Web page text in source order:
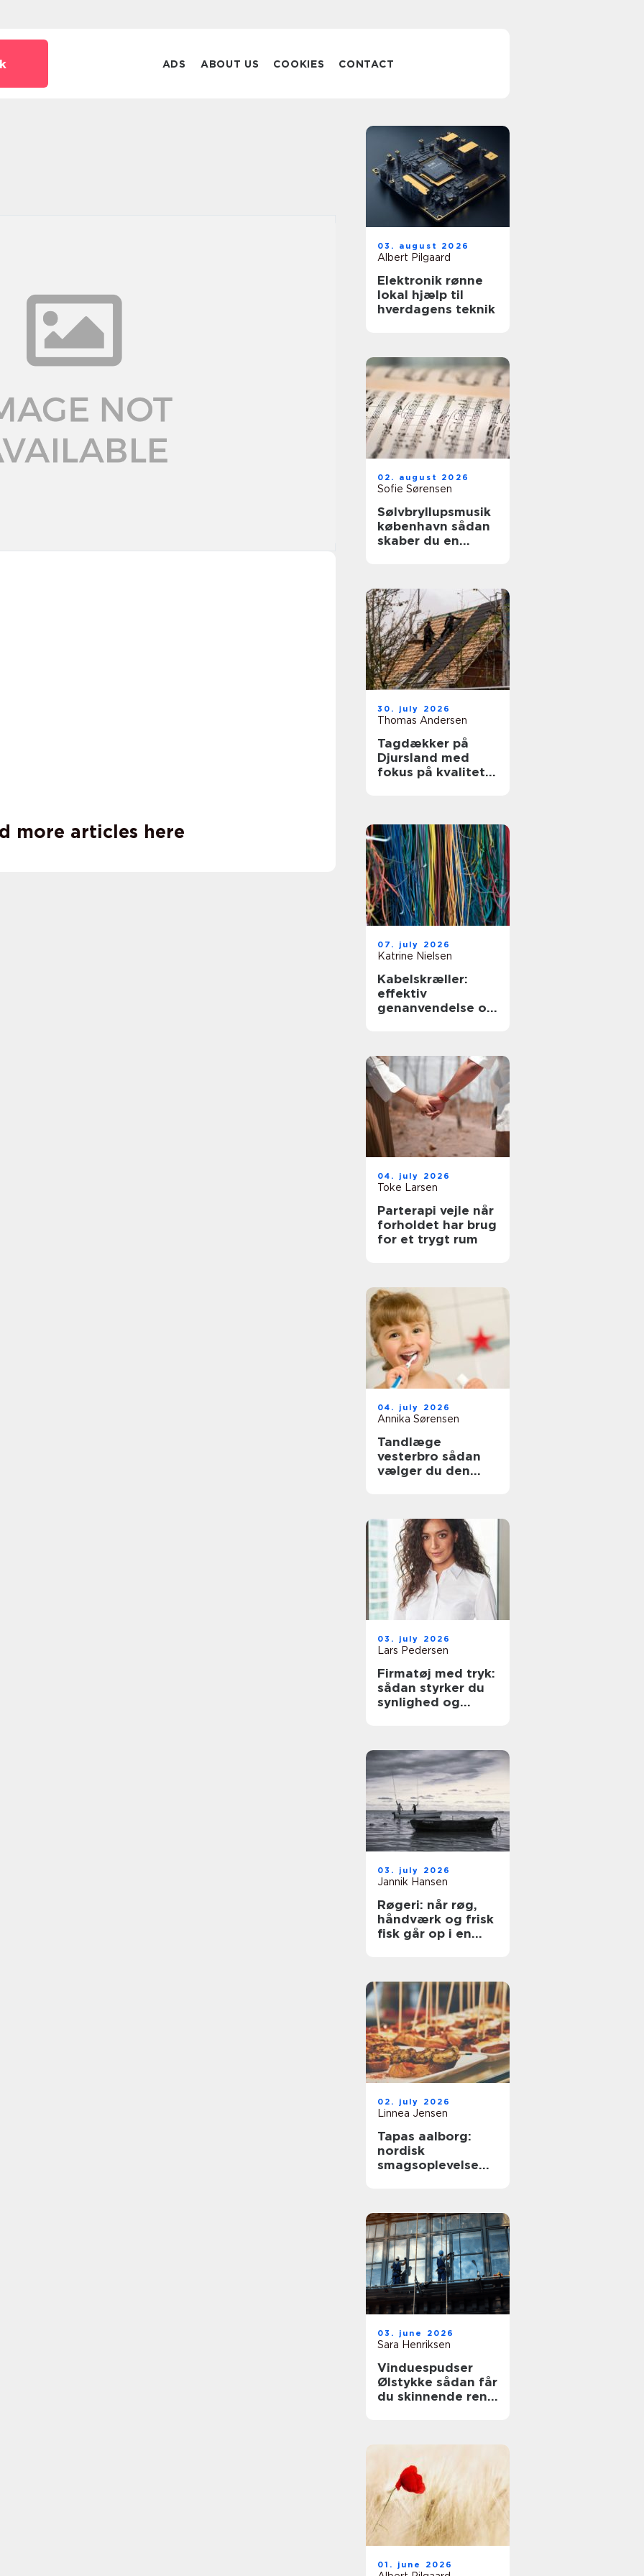
ADS ABOUT US COOKIES CONTACT
more articles here
03. august 2026
Albert Pilgaard
Elektronik rønne
lokal hjælp til
hverdagens teknik
02. august 2026
Sofie Sørensen
Sølvbryllupsmusik
københavn sådan
skaber du en
30. july 2026
Thomas Andersen
Tagdækker på
Djursland med
fokus på kvalitet
07. july 2026
Katrine Nielsen
Kabelskræller:
effektiv
genanvendelse og
04. july 2026
Toke Larsen
Parterapi vejle når
forholdet har brug
for et trygt rum
04. july 2026
Annika Sørensen
Tandlæge
vesterbro sådan
vælger du den
03. july 2026
Lars Pedersen
Firmatøj med tryk:
sådan styrker du
synlighed og
03. july 2026
Jannik Hansen
Røgeri: når røg,
håndværk og frisk
fisk går op i en
02. july 2026
Linnea Jensen
Tapas aalborg:
nordisk
smagsoplevelse
03. june 2026
Sara Henriksen
Vinduespudser
Ølstykke sådan får
du skinnende rene
01. june 2026